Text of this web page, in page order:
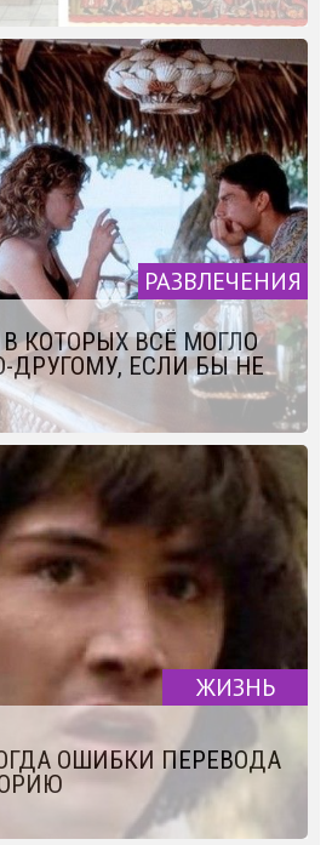
РАЗВЛЕЧЕНИЯ
КОТОРЫХ ВСЁ МОГЛО
ДРУГОМУ, ЕСЛИ БЫ НЕ
ЖИЗНЬ
ОШИБКИ ПЕРЕВОДА